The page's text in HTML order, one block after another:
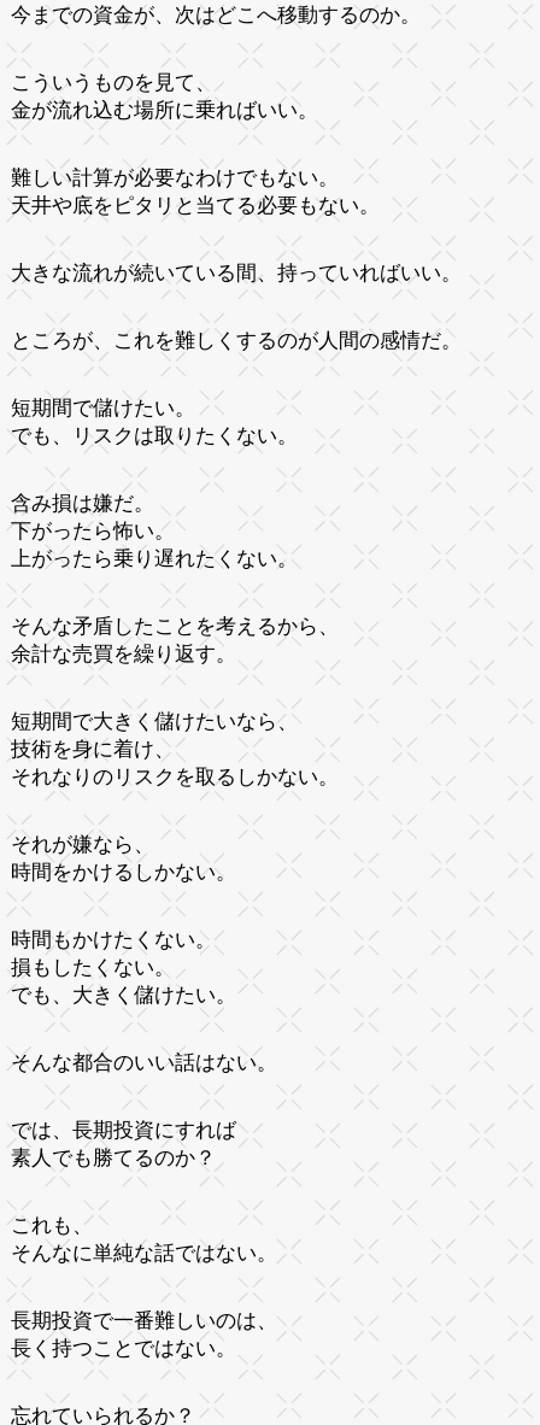
今までの資金が、次はどこへ移動するのか。
こういうものを見て、
金が流れ込む場所に乗ればいい。
難しい計算が必要なわけでもない。
天井や底をピタリと当てる必要もない。
大きな流れが続いている間、持っていればいい。
ところが、これを難しくするのが人間の感情だ。
短期間で儲けたい。
でも、リスクは取りたくない。
含み損は嫌だ。
下がったら怖い。
上がったら乗り遅れたくない。
そんな矛盾したことを考えるから、
余計な売買を繰り返す。
短期間で大きく儲けたいなら、
技術を身に着け、
それなりのリスクを取るしかない。
それが嫌なら、
時間をかけるしかない。
時間もかけたくない。
損もしたくない。
でも、大きく儲けたい。
そんな都合のいい話はない。
では、長期投資にすれば
素人でも勝てるのか？
これも、
そんなに単純な話ではない。
長期投資で一番難しいのは、
長く持つことではない。
忘れていられるか？